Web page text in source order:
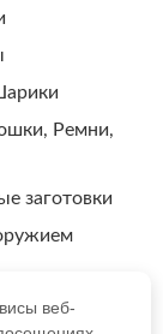
Ремни,
заготовки
веб-